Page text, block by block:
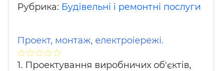
Рубрика: Будівельні і ремонтні послуги
Проект, монтаж, електроіережі.
1. Проектування виробничих об'єктів,